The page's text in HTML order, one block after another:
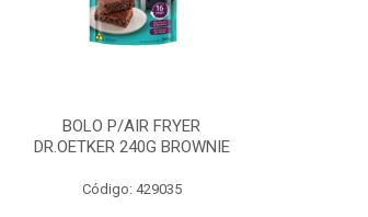
BOLO P/AIR FRYER
DR.OETKER 240G BROWNIE
Código: 429035